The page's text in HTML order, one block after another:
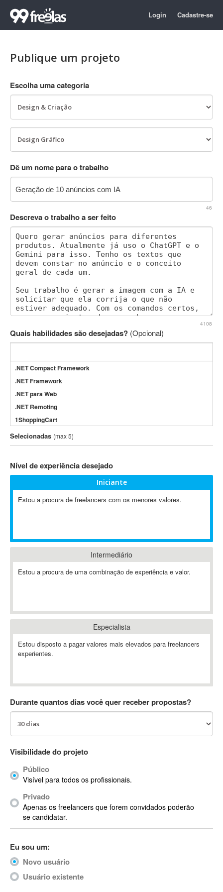
Login Cadastre-se
Publique um projeto
Escolha uma categoria
Dê um nome para o trabalho
46
Descreva o trabalho a ser feito
4108
Quais habilidades são desejadas? (Opcional)
.NET Compact Framework
.NET Framework
.NET para Web
.NET Remoting
1ShoppingCart
3DS Max
3GSM
802.11
A-GPS
ABAP
Abaqus
ABBYY FineReader
Ableton
Ableton Push
Abstract
AC3
ACID Pro
ACPI
Acrobat
Acrobat X
Acronis
ACT
Actimize
ActionScript
ActionScript 3
Selecionadas (max 5)
Nível de experiência desejado
Iniciante
Estou a procura de freelancers com os menores valores.
Intermediário
Estou a procura de uma combinação de experiência e valor.
Especialista
Estou disposto a pagar valores mais elevados para freelancers
experientes.
Durante quantos dias você quer receber propostas?
Visibilidade do projeto
Público
Visível para todos os profissionais.
Privado
Apenas os freelancers que forem convidados poderão
se candidatar.
Eu sou um:
Novo usuário
Usuário existente